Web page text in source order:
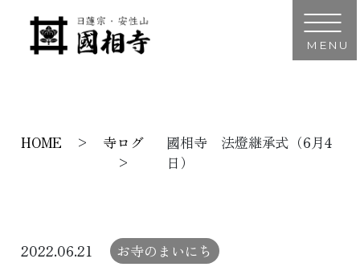
MENU
HOME 寺ログ
國相寺 法燈継承式（6月4
日）
2022.06.21 お寺のまいにち